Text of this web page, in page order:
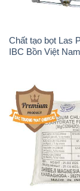
Chất tạo bọt Las
IBC Bồn Việt Nam